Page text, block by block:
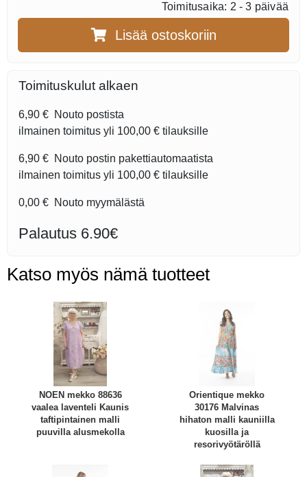
Toimitusaika: 2 - 3 päivää
Lisää ostoskoriin
Toimituskulut alkaen
6,90 € Nouto postista
ilmainen toimitus yli 100,00 € tilauksille
6,90 € Nouto postin pakettiautomaatista
ilmainen toimitus yli 100,00 € tilauksille
0,00 € Nouto myymälästä
Palautus 6.90€
Katso myös nämä tuotteet
NOEN mekko 88636
vaalea laventeli Kaunis
taftipintainen malli
puuvilla alusmekolla
Orientique mekko
30176 Malvinas
hihaton malli kauniilla
kuosilla ja
resorivyötäröllä